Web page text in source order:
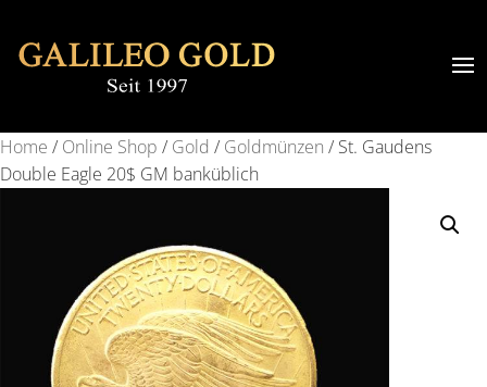
Home / Online Shop / Gold / Goldmünzen / St. Gaudens
Double Eagle 20$ GM banküblich